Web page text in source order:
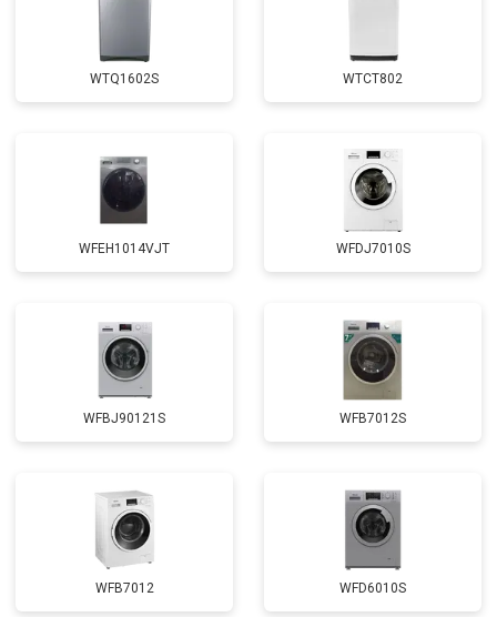
Замена крестовины от 2750 ₽
Замена подшипников от 2800 ₽ Заказать
Замена мотора от 3800 ₽ Заказать
от 2200 ₽ Заказать
Замена ТЭН от 2300 ₽ Заказать
Замена блока управления от 3600 ₽ Заказать
Замена прессостата от 3350 ₽ Заказать
Замена сливного насоса от 3450 ₽
Замена сливного шланга от 2100 ₽ Заказать
WTQ1602S WTCT802
WFEH1014VJT WFDJ7010S
WFBJ90121S WFB7012S
WFB7012 WFD6010S